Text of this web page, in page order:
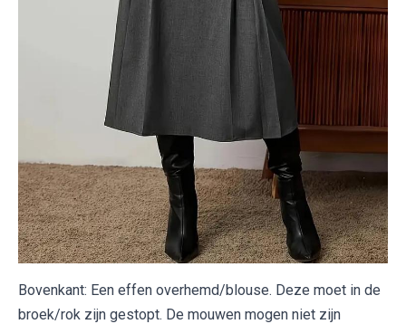
Bovenkant: Een effen overhemd/blouse. Deze moet in de
broek/rok zijn gestopt. De mouwen mogen niet zijn